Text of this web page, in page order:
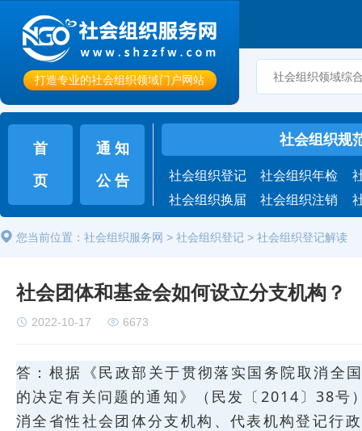
打造专业的社会组织领域门户网站
首
页
通 知
公 告
社会组织规
社会组织登记 社会组织年检
社会组织换届
社会组织注销
您当前位置： 社会组织服务网 > 社会组织登记 > 社会组织登记解读
社会团体和基金会如何设立分支机构？
2022-10-17 6673
答：根据《民政部关于贯彻落实国务院取消全
的决定有关问题的通知》（民发〔2014〕38号
消全省性社会团体分支机构、代表机构登记行